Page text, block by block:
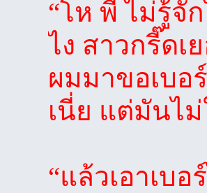
“โห พี่ ไม่รู้จั
ไง สาวกรี๊ด
ผมมาขอเบอ
เนี่ย แต่มันไ
“แล้วเอาเบ